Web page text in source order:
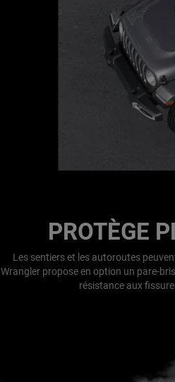
PROTÈGE
Les sentiers et les autoroutes
Wrangler propose en option un pare-
résistance aux